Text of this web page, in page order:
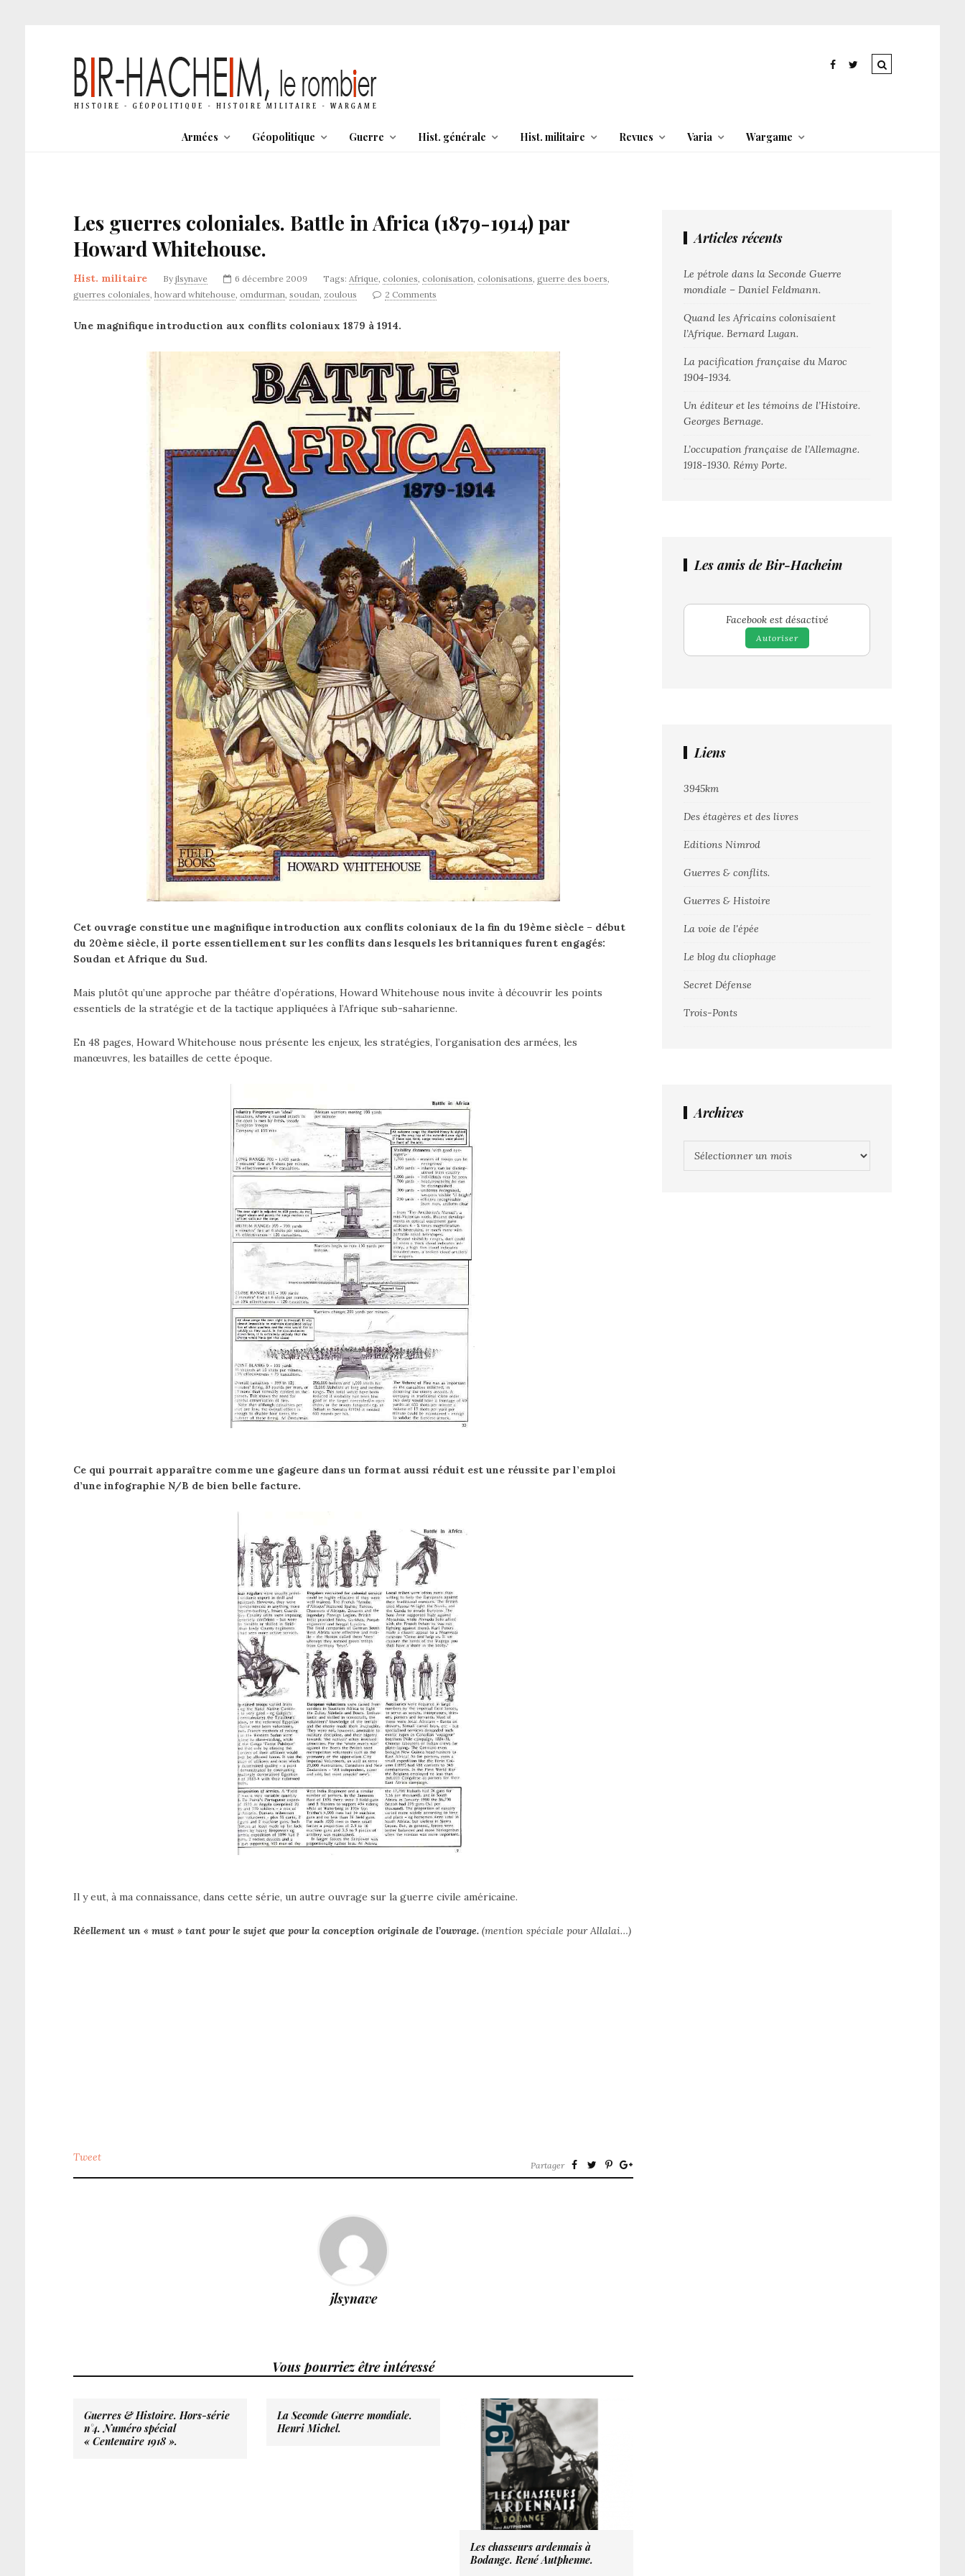
Armées Géopolitique Guerre Hist. générale Hist. militaire Revues Varia Wargame
Les guerres coloniales. Battle in Africa (1879-1914) par
Howard Whitehouse.
Hist. militaire By jlsynave 6 décembre 2009 Tags: Afrique, colonies, colonisation, colonisations, guerre des boers,
guerres coloniales, howard whitehouse, omdurman, soudan, zoulous 2 Comments
Une magnifique introduction aux conflits coloniaux 1879 à 1914.
Cet ouvrage constitue une magnifique introduction aux conflits coloniaux de la fin du 19ème siècle – début
du 20ème siècle, il porte essentiellement sur les conflits dans lesquels les britanniques furent engagés:
Soudan et Afrique du Sud.
Mais plutôt qu’une approche par théâtre d’opérations, Howard Whitehouse nous invite à découvrir les points
essentiels de la stratégie et de la tactique appliquées à l’Afrique sub-saharienne.
En 48 pages, Howard Whitehouse nous présente les enjeux, les stratégies, l’organisation des armées, les
manœuvres, les batailles de cette époque.
Ce qui pourrait apparaître comme une gageure dans un format aussi réduit est une réussite par l’emploi
d’une infographie N/B de bien belle facture.
Il y eut, à ma connaissance, dans cette série, un autre ouvrage sur la guerre civile américaine.
Réellement un « must » tant pour le sujet que pour la conception originale de l’ouvrage. (mention spéciale pour Allalai…)
Tweet
Partager
jlsynave
Vous pourriez être intéressé
Guerres & Histoire. Hors-série
n°4. Numéro spécial
« Centenaire 1918 ».
La Seconde Guerre mondiale.
Henri Michel.
Les chasseurs ardennais à
Bodange. René Autphenne.
Articles récents
Le pétrole dans la Seconde Guerre
mondiale – Daniel Feldmann.
Quand les Africains colonisaient
l’Afrique. Bernard Lugan.
La pacification française du Maroc
1904-1934.
Un éditeur et les témoins de l’Histoire.
Georges Bernage.
L’occupation française de l’Allemagne.
1918-1930. Rémy Porte.
Les amis de Bir-Hacheim
Facebook est désactivé
Autoriser
Liens
3945km
Des étagères et des livres
Editions Nimrod
Guerres & conflits.
Guerres & Histoire
La voie de l'épée
Le blog du cliophage
Secret Défense
Trois-Ponts
Archives